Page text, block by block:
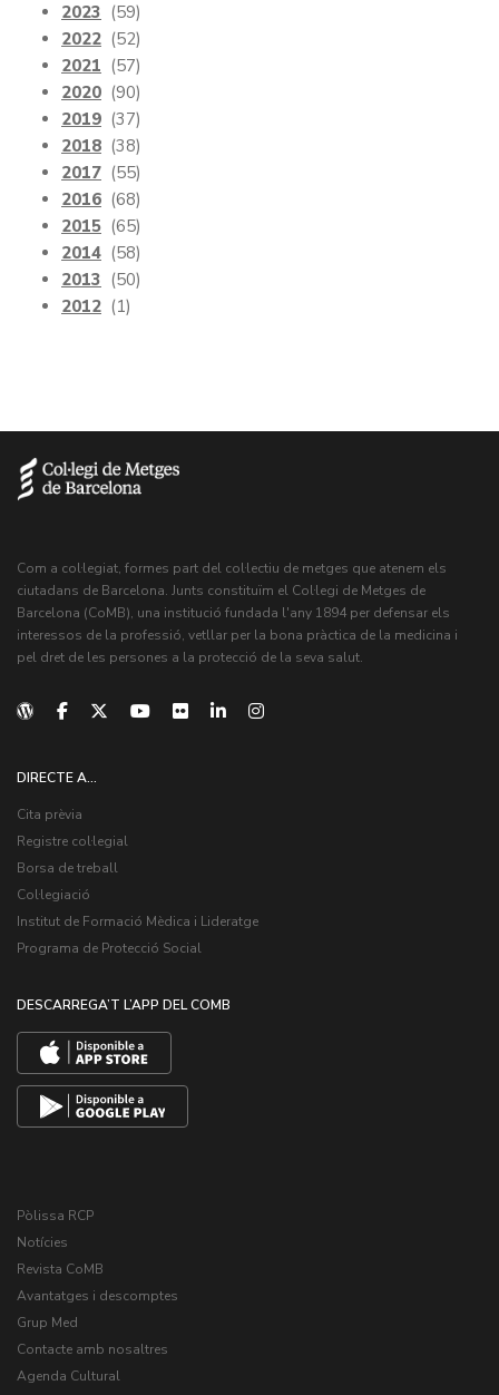
2023 (59)
2022 (52)
2021 (57)
2020 (90)
2019 (37)
2018 (38)
2017 (55)
2016 (68)
2015 (65)
2014 (58)
2013 (50)
2012 (1)
Com a col·legiat, formes part del col·lectiu de metges que atenem els
ciutadans de Barcelona. Junts constituïm el Col·legi de Metges de
Barcelona (CoMB), una institució fundada l'any 1894 per defensar els
interessos de la professió, vetllar per la bona pràctica de la medicina i
pel dret de les persones a la protecció de la seva salut.
DIRECTE A...
Cita prèvia
Registre col·legial
Borsa de treball
Col·legiació
Institut de Formació Mèdica i Lideratge
Programa de Protecció Social
DESCARREGA’T L’APP DEL COMB
Pòlissa RCP
Notícies
Revista CoMB
Avantatges i descomptes
Grup Med
Contacte amb nosaltres
Agenda Cultural